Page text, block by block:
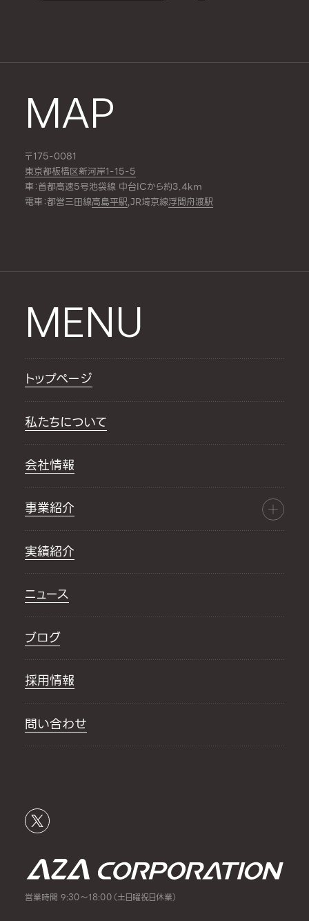
MAP
〒175-0081
東京都板橋区新河岸1-15-5
車：首都高速5号池袋線 中台ICから約3.4km
電車：都営三田線高島平駅,JR埼京線浮間舟渡駅
MENU
トップページ
私たちについて
会社情報
事業紹介
実績紹介
ニュース
ブログ
採用情報
問い合わせ
営業時間 9:30～18:00（土日曜祝日休業）